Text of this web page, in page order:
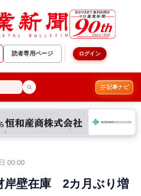
読者専用ページ ログイン
記事ナビ
00:00
岸壁在庫 2カ月ぶり増